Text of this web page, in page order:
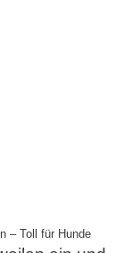
– Toll für Hunde